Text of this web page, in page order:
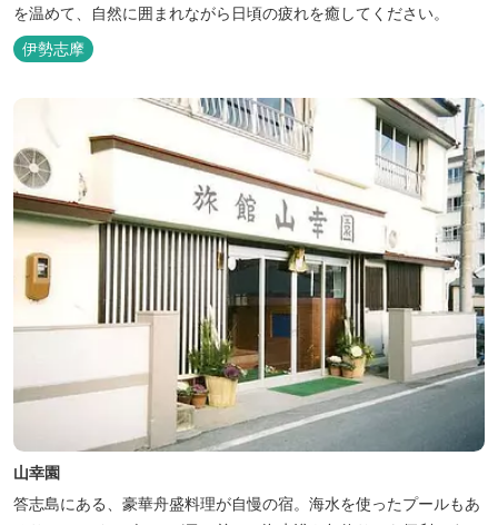
を温めて、自然に囲まれながら日頃の疲れを癒してください。
伊勢志摩
山幸園
答志島にある、豪華舟盛料理が自慢の宿。海水を使ったプールもあ